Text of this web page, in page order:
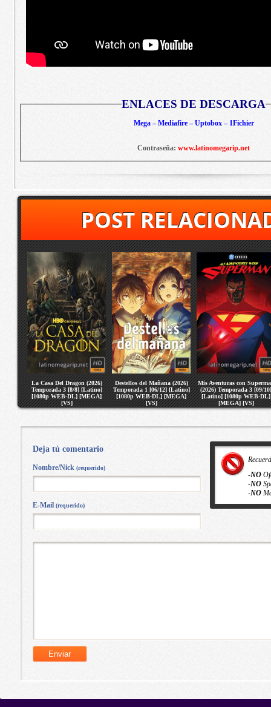
ENLACES DE DESCARGA
Mega – Mediafire – Uptobox – 1Fichier
Contraseña: www.latinomegarip.net
POST
La Casa Del Dragon (2026)
Temporada 3 [8/8] [Latino]
[1080p WEB-DL] [MEGA]
[VS]
Destellos del Mañana (2026)
Temporada 1 [06/12] [Latino]
[1080p WEB-DL] [MEGA]
[VS]
Mis Aventuras con
(2026) Temporada 3 [09/10]
[Latino] [1080p WEB-DL]
[MEGA] [VS]
-NO
-NO
-NO
Deja tú comentario
Nombre/Nick (requerido)
E-Mail (requerido)